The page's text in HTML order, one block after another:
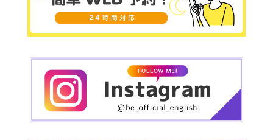
楽しく英会話を学ぶならBe…心斎橋店????
英会話教室#通い放題#
心斎橋#梅田#堀江英会
話初心者#英会話習い
たい#英会話カフェ#楽
しい#学べる#ネイティ
ブ英語